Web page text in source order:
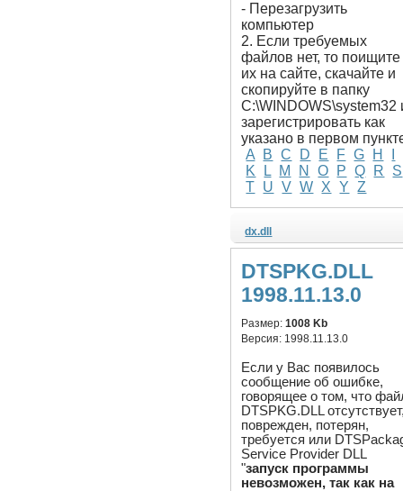
- Перезагрузить
компьютер
2. Если требуемых
файлов нет, то поищите
их на сайте, скачайте и
скопируйте в папку
C:\WINDOWS\system32
зарегистрировать как
указано в первом
A
B C D E F G H
K
L M N O P Q R
S
T U V W X Y Z
dx.dll
DTSPKG.DLL
1998.11.13.0
Размер:1008 Kb
Версия: 1998.11.13.0
Если у Вас появилось
сообщение об ошибке,
говорящее о том, что
DTSPKG.DLL
поврежден, потерян,
требуется или
Service Provider DLL
"запуск программы
невозможен, так как на